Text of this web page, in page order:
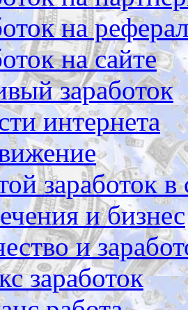
на
на сайте
заработок
интернета
заработок в
и бизнес
и
заработок